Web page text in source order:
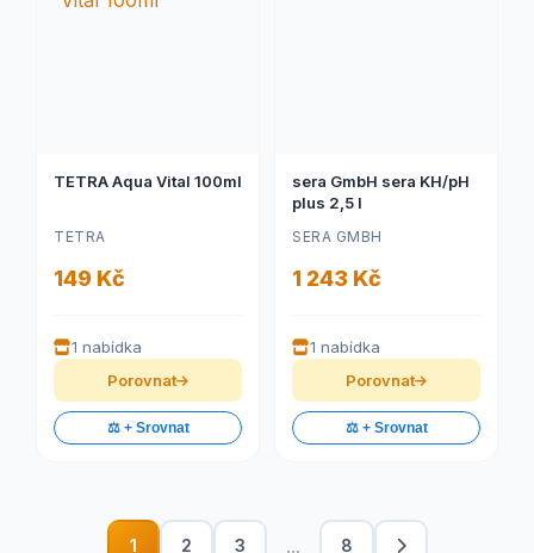
TETRA Aqua Vital 100ml
TETRA
149 Kč
1 nabídka
Porovnat
⚖️ + Srovnat
sera GmbH sera KH/pH
plus 2,5 l
SERA GMBH
1 243 Kč
1 nabídka
Porovnat
⚖️ + Srovnat
1 2 3 ... 8